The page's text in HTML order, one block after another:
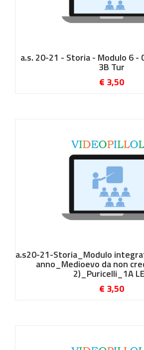
a.s. 20-21 - Storia - Modulo 6 -
3B Tur
€ 3,50
a.s20-21-Storia_Modulo
anno_Medioevo da non
2)_Puricelli_1A
€ 3,50